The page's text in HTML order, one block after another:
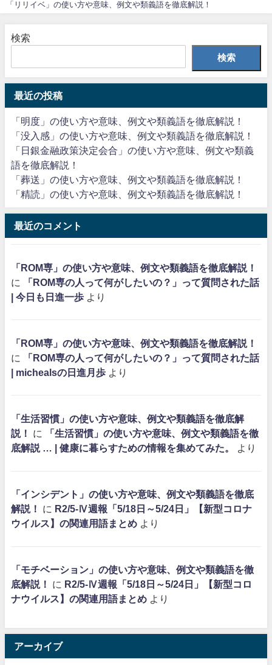
「リリイベ」の使い方や意味、例文や類義語を徹底解説！
検索
検索
最近の投稿
「明度」の使い方や意味、例文や類義語を徹底解説！
「没入感」の使い方や意味、例文や類義語を徹底解説！
「日銀金融政策決定会合」の使い方や意味、例文や類義
語を徹底解説！
「葬送」の使い方や意味、例文や類義語を徹底解説！
「精読」の使い方や意味、例文や類義語を徹底解説！
最近のコメント
「ROM専」の使い方や意味、例文や類義語を徹底解説！
に
「ROM専の人って何がしたいの？」って質問された話
| 今日も日進一歩 より
「ROM専」の使い方や意味、例文や類義語を徹底解説！
に
「ROM専の人って何がしたいの？」って質問された話
| michealsの日進月歩 より
「生活習慣」の使い方や意味、例文や類義語を徹底解
説！
に
「生活習慣」の使い方や意味、例文や類義語を徹
底解説 … | 健康に暮らすための情報を集めてみた。
より
「インシデント」の使い方や意味、例文や類義語を徹底
解説！
に R2/5-Ⅳ週報「5/18日～5/24日」【新型コロナ
ウイルス】の関連用語まとめ より
「モチベーション」の使い方や意味、例文や類義語を徹
底解説！
に R2/5-Ⅳ週報「5/18日～5/24日」【新型コロ
ナウイルス】の関連用語まとめ より
アーカイブ